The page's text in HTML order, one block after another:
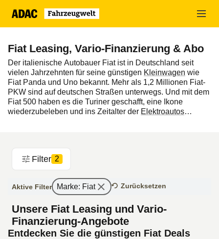
Fiat Leasing, Vario-Finanzierung & Abo
Der italienische Autobauer Fiat ist in Deutschland seit
vielen Jahrzehnten für seine günstigen Kleinwagen wie
Fiat Panda und Uno bekannt. Mehr als 1,2 Millionen Fiat-
PKW sind auf deutschen Straßen unterwegs. Und mit dem
Fiat 500 haben es die Turiner geschafft, eine Ikone
wiederzubeleben und ins Zeitalter der Elektroautos
attraktive Angebote.
Filter 2
Aktive Filter Marke: Fiat Zurücksetzen
Unsere Fiat Leasing und Vario-
Finanzierung-Angebote
Entdecken Sie die günstigen Fiat Deals